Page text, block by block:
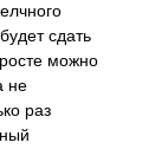
сдать
можно
не
раз